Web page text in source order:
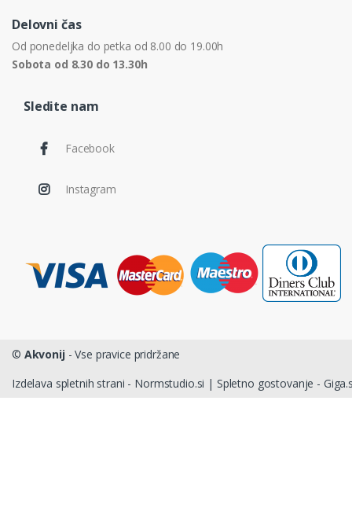
Delovni čas
Od ponedeljka do petka od 8.00 do 19.00h
Sobota od 8.30 do 13.30h
Sledite nam
Facebook
Instagram
© Akvonij- Vse pravice pridržane
Izdelava spletnih strani - Normstudio.si | Spletno gostovanje -